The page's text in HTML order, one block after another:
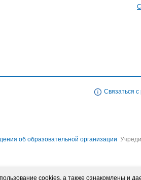
Связаться
об образовательной организации
cookies, а также ознакомлены и